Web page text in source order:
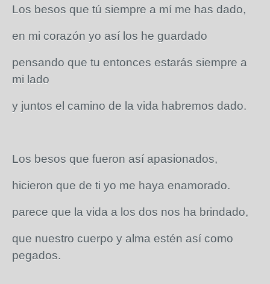
Los besos que tú siempre a mí me has dado,
en mi corazón yo así los he guardado
pensando que tu entonces estarás siempre a
mi lado
y juntos el camino de la vida habremos dado.
Los besos que fueron así apasionados,
hicieron que de ti yo me haya enamorado.
parece que la vida a los dos nos ha brindado,
que nuestro cuerpo y alma estén así como
pegados.